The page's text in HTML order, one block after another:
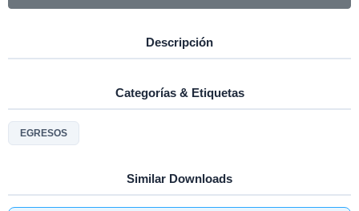
Descripción
Categorías & Etiquetas
EGRESOS
Similar Downloads